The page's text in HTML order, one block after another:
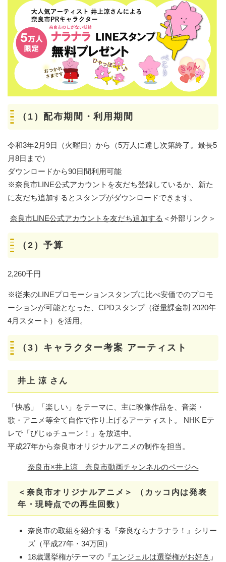
（1）配布期間・利用期間
令和3年2月9日（火曜日）から（5万人に達し次第終了。最長5
月8日まで）
ダウンロードから90日間利用可能
※奈良市LINE公式アカウントを友だち登録しているか、新た
に友だち追加するとスタンプがダウンロードできます。
奈良市LINE公式アカウントを友だち追加する ＜外部リンク＞
（2）予算
2,260千円
※従来のLINEプロモーションスタンプに比べ安価でのプロモ
ーションが可能となった、CPDスタンプ（従量課金制 2020年
4月スタート）を活用。
（3）キャラクター考案 アーティスト
井上 涼 さん
「快感」「楽しい」をテーマに、主に映像作品を、音楽・
歌・アニメ等全て自作で作り上げるアーティスト。 NHK Eテ
レで「びじゅチューン！」を放送中。
平成27年から奈良市オリジナルアニメの制作を担当。
奈良市×井上涼 奈良市動画チャンネルのページへ
＜奈良市オリジナルアニメ＞ （カッコ内は発表
年・現時点での再生回数）
奈良市の取組を紹介する『奈良ならナラナラ！』シリー
ズ（平成27年・34万回）
18歳選挙権がテーマの『エンジェルは選挙権がお好き 』